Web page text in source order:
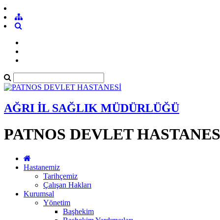
AĞRI İL SAĞLIK MÜDÜRLÜĞÜ
PATNOS DEVLET
Hastanemiz
Tarihçemiz
Çalışan Hakları
Kurumsal
Yönetim
Başhekim